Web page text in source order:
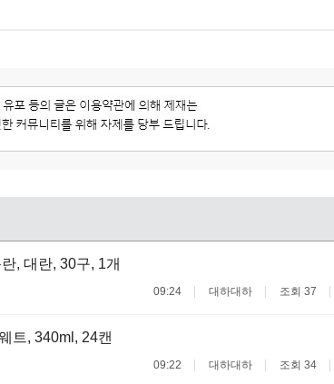
, 대란, 30구, 1개
09:24 대하대하 조회 37
트, 340ml, 24캔
09:22 대하대하 조회 34